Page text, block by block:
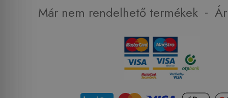
Már nem rendelhető termékek -